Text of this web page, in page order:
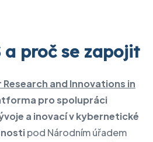
a proč se zapojit
Research and Innovations in
pro spolupráci
a inovací v kybernetické
pod Národním úřadem